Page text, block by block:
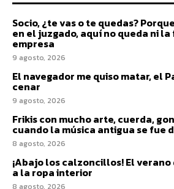
Socio, ¿te vas o te quedas?
en el juzgado, aquí no queda ni
empresa
9 agosto, 2026
El navegador me quiso matar, el
cenar
9 agosto, 2026
Frikis con mucho arte, cuerda,
cuando la música antigua se fue
8 agosto, 2026
¡Abajo los calzoncillos! El
a la ropa interior
8 agosto, 2026